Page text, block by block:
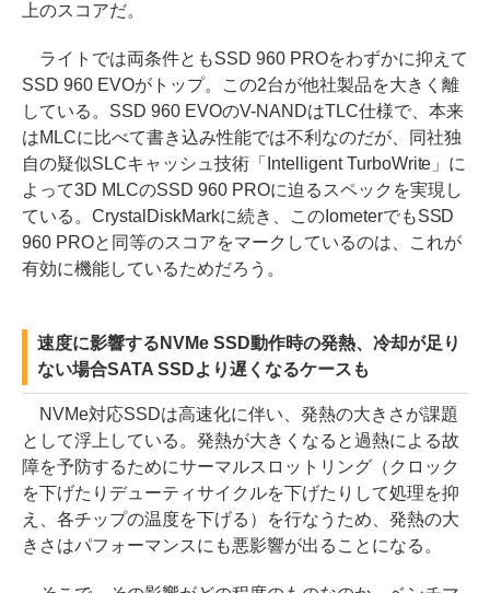
上のスコアだ。
ライトでは両条件ともSSD 960 PROをわずかに抑えて
SSD 960 EVOがトップ。この2台が他社製品を大きく離
している。SSD 960 EVOのV-NANDはTLC仕様で、本来
はMLCに比べて書き込み性能では不利なのだが、同社独
自の疑似SLCキャッシュ技術「Intelligent TurboWrite」に
よって3D MLCのSSD 960 PROに迫るスペックを実現し
ている。CrystalDiskMarkに続き、このIometerでもSSD
960 PROと同等のスコアをマークしているのは、これが
有効に機能しているためだろう。
速度に影響するNVMe SSD動作時の発熱、冷却が足り
ない場合SATA SSDより遅くなるケースも
NVMe対応SSDは高速化に伴い、発熱の大きさが課題
として浮上している。発熱が大きくなると過熱による故
障を予防するためにサーマルスロットリング（クロック
を下げたりデューティサイクルを下げたりして処理を抑
え、各チップの温度を下げる）を行なうため、発熱の大
きさはパフォーマンスにも悪影響が出ることになる。